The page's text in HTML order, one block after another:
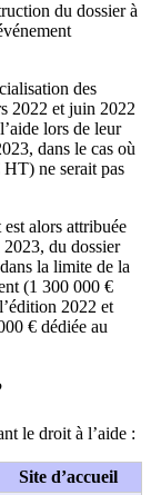
du dossier à
des
2022 et juin 2022
lors de leur
dans le cas où
ne serait pas
alors attribuée
2023, du dossier
la limite de la
(1 300 000 €
2022 et
€ dédiée au
le droit à l’aide :
Site d’accueil